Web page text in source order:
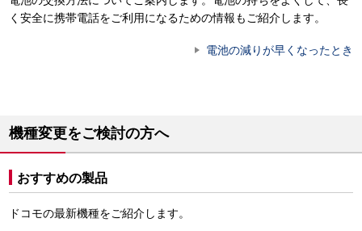
く安全に携帯電話をご利用になるための情報もご紹介します。
電池の減りが早くなったとき
機種変更をご検討の方へ
おすすめの製品
ドコモの最新機種をご紹介します。